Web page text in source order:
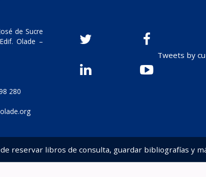
de Sucre
Olade –
280
Tweets by
reservar libros de consulta, guardar bibliografías y